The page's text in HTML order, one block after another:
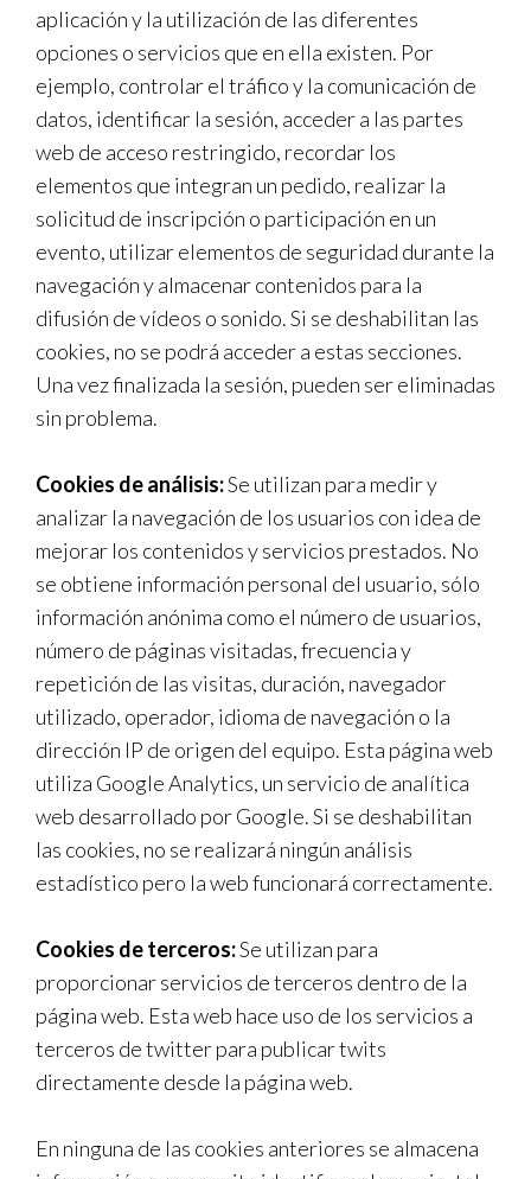
aplicación y la utilización de las diferentes
opciones o servicios que en ella existen. Por
ejemplo, controlar el tráfico y la comunicación de
datos, identificar la sesión, acceder a las partes
web de acceso restringido, recordar los
elementos que integran un pedido, realizar la
solicitud de inscripción o participación en un
evento, utilizar elementos de seguridad durante la
navegación y almacenar contenidos para la
difusión de vídeos o sonido. Si se deshabilitan las
cookies, no se podrá acceder a estas secciones.
Una vez finalizada la sesión, pueden ser eliminadas
sin problema.
Cookies de análisis:Se utilizan para medir y
analizar la navegación de los usuarios con idea de
mejorar los contenidos y servicios prestados. No
se obtiene información personal del usuario, sólo
información anónima como el número de usuarios,
número de páginas visitadas, frecuencia y
repetición de las visitas, duración, navegador
utilizado, operador, idioma de navegación o la
dirección IP de origen del equipo. Esta página web
utiliza Google Analytics, un servicio de analítica
web desarrollado por Google. Si se deshabilitan
las cookies, no se realizará ningún análisis
estadístico pero la web funcionará correctamente.
Cookies de terceros:Se utilizan para
proporcionar servicios de terceros dentro de la
página web. Esta web hace uso de los servicios a
terceros de twitter para publicar twits
directamente desde la página web.
En ninguna de las cookies anteriores se almacena